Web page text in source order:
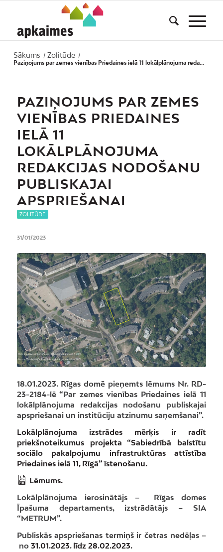
Sākums / Zolitūde /
Paziņojums par zemes vienības Priedaines ielā 11 lokālplānojuma reda...
PAZIŅOJUMS PAR ZEMES
VIENĪBAS PRIEDAINES
IELĀ 11
LOKĀLPLĀNOJUMA
REDAKCIJAS NODOŠANU
PUBLISKAJAI
APSPRIEŠANAI
ZOLITŪDE
31/01/2023
18.01.2023. Rīgas domē pieņemts lēmums Nr. RD-
23-2184-lē “Par zemes vienības Priedaines ielā 11
lokālplānojuma redakcijas nodošanu publiskajai
apspriešanai un institūciju atzinumu saņemšanai”.
Lokālplānojuma izstrādes mērķis ir radīt
priekšnoteikumus projekta “Sabiedrībā balstītu
sociālo pakalpojumu infrastruktūras attīstība
Priedaines ielā 11, Rīgā” īstenošanu.
Lēmums.
Lokālplānojuma ierosinātājs – Rīgas domes
Īpašuma departaments, izstrādātājs – SIA
“METRUM”.
Publiskās apspriešanas termiņš ir četras nedēļas –
no 31.01.2023. līdz 28.02.2023.